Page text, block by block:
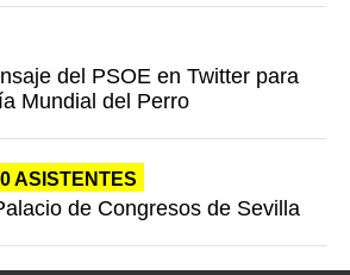
del PSOE en Twitter para
Mundial del Perro
ASISTENTES
de Congresos de Sevilla